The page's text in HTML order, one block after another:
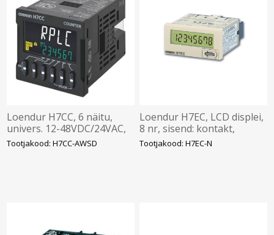
Loendur H7CC, 6 näitu,
univers. 12-48VDC/24VAC,
transistor, Omron
Tootjakood: H7CC-AWSD
Loendur H7EC, LCD displei,
8 nr, sisend: kontakt,
akuga, RESET, Hall, Omron
Tootjakood: H7EC-N